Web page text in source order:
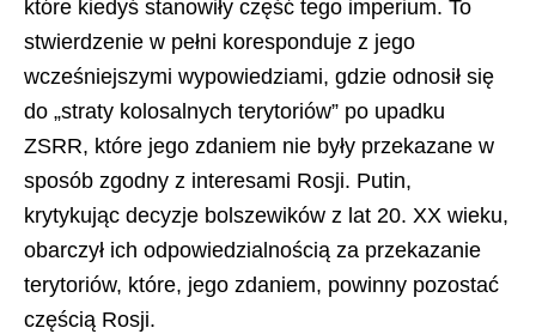
które kiedyś stanowiły część tego imperium. To
stwierdzenie w pełni koresponduje z jego
wcześniejszymi wypowiedziami, gdzie odnosił się
do „straty kolosalnych terytoriów” po upadku
ZSRR, które jego zdaniem nie były przekazane w
sposób zgodny z interesami Rosji. Putin,
krytykując decyzje bolszewików z lat 20. XX wieku,
obarczył ich odpowiedzialnością za przekazanie
terytoriów, które, jego zdaniem, powinny pozostać
częścią Rosji.